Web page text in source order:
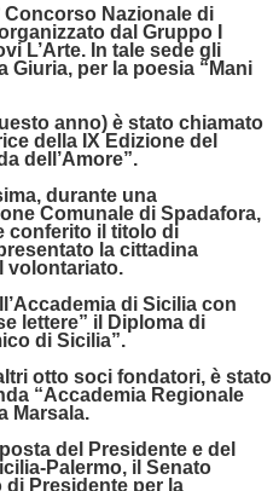
Concorso Nazionale di
dal Gruppo I
L’Arte. In tale sede gli
Giuria, per la poesia “Mani
anno) è stato chiamato
della IX Edizione del
dell’Amore”.
durante una
Comunale di Spadafora,
conferito il titolo di
la cittadina
volontariato.
di Sicilia con
lettere” il Diploma di
di Sicilia”.
otto soci fondatori, è stato
“Accademia Regionale
Marsala.
del Presidente e del
Palermo, il Senato
Presidente per la